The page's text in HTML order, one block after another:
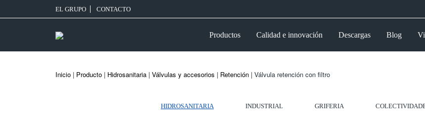
EL GRUPO CONTACTO
Productos Calidad e innovación Descargas Blog
Inicio | Producto | Hidrosanitaria | Válvulas y accesorios | Retención | Válvula retención con filtro
HIDROSANITARIA INDUSTRIAL GRIFERIA